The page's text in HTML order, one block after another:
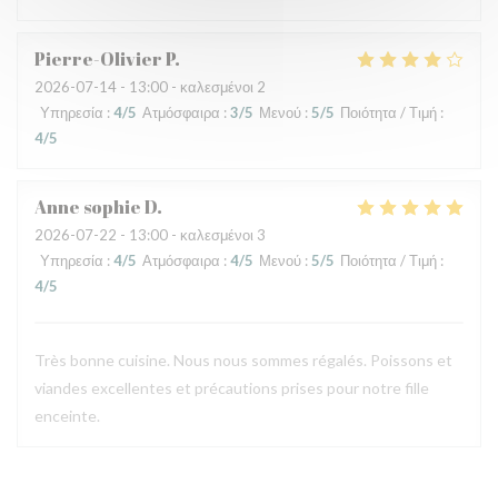
Pierre-OlivierP
2026-07-14 - 13:00 - καλεσμένοι 2
Υπηρεσία :4/5 Ατμόσφαιρα :3/5 Μενού : 5/5 Ποιότητα / Τιμή :
4/5
Anne sophieD
2026-07-22 - 13:00 - καλεσμένοι 3
Υπηρεσία : 4/5 Ατμόσφαιρα : 4/5 Μενού : 5/5 Ποιότητα / Τιμή :
4/5
Très bonne cuisine. Nous nous sommes régalés. Poissons et
viandes excellentes et précautions prises pour notre fille
enceinte.